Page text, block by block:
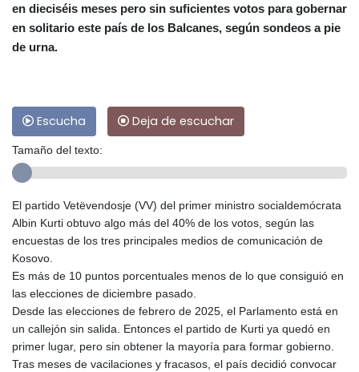
en dieciséis meses pero sin suficientes votos para gobernar
en solitario este país de los Balcanes, según sondeos a pie
de urna.
Escucha Deja de escuchar
Tamaño del texto:
El partido Vetëvendosje (VV) del primer ministro socialdemócrata
Albin Kurti obtuvo algo más del 40% de los votos, según las
encuestas de los tres principales medios de comunicación de
Kosovo.
Es más de 10 puntos porcentuales menos de lo que consiguió en
las elecciones de diciembre pasado.
Desde las elecciones de febrero de 2025, el Parlamento está en
un callejón sin salida. Entonces el partido de Kurti ya quedó en
primer lugar, pero sin obtener la mayoría para formar gobierno.
Tras meses de vacilaciones y fracasos, el país decidió convocar